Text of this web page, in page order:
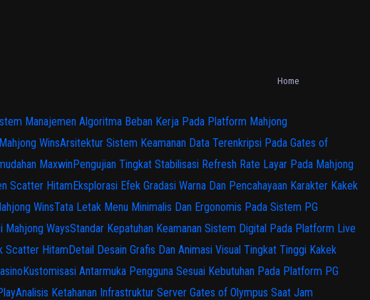
Home
Manajemen Algoritma Beban Kerja Pada Platform Mahjong
WinsArsitektur Sistem Keamanan Data Terenkripsi Pada Gates of
MaxwinPengujian Tingkat Stabilisasi Refresh Rate Layar Pada Mahjong
Scatter HitamEksplorasi Efek Gradasi Warna Dan Pencahayaan Karakter Kakek
WinsTata Letak Menu Minimalis Dan Ergonomis Pada Sistem PG
Mahjong WaysStandar Kepatuhan Keamanan Sistem Digital Pada Platform Live
Scatter HitamDetail Desain Grafis Dan Animasi Visual Tingkat Tinggi Kakek
Kustomisasi Antarmuka Pengguna Sesuai Kebutuhan Pada Platform PG
Analisis Ketahanan Infrastruktur Server Gates of Olympus Saat Jam